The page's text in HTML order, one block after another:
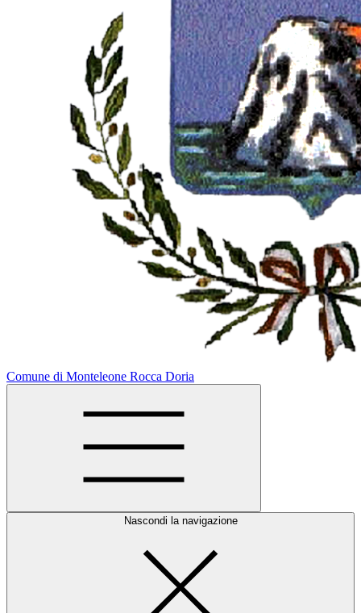
Comune di Monteleone Rocca Doria
Nascondi la navigazione